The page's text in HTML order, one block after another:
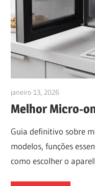
janeiro 13, 2026
Melhor Micro-
Guia definitivo sobre
modelos, funções
como escolher o